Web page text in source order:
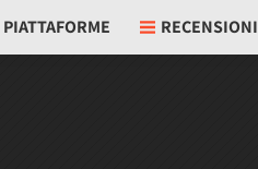
PIATTAFORME RECENSIONI